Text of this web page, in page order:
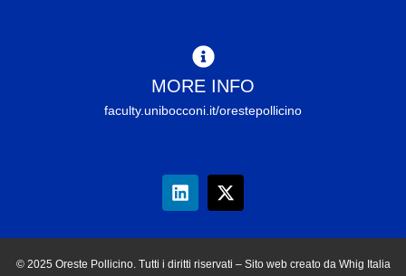
MORE INFO
faculty.unibocconi.it/orestepollicino
© 2025 Oreste Pollicino. Tutti i diritti riservati – Sito web creato da Whig Italia